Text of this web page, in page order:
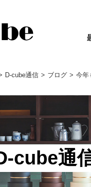
D-cube通信 ブログ 今年
cube通